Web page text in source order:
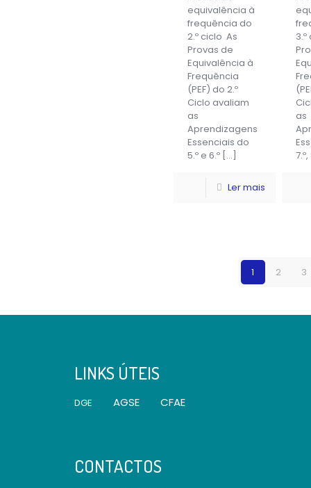
equivalência à
frequência do
2.º ciclo As
Provas de
Equivalência à
Frequência
(PEF) do 2.º
Ciclo avaliam
as
Aprendizagens
Essenciais do
5.º e 6.º[…]
Ler mais
as
1 2 3
LINKS ÚTEIS
DGE AGSE CFAE
CONTACTOS